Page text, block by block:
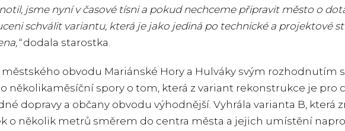
jsme nyní v časové tísni a pokud nechceme připravit město o
schválit variantu, která je jako jediná po technické a projektové
dodala starostka.
obvodu Mariánské Hory a Hulváky svým rozhodnutím
několikaměsíční spory o tom, která z variant rekonstrukce je pro
dopravy a občany obvodu výhodnější. Vyhrála varianta B, která
o několik metrů směrem do centra města a jejich umístění